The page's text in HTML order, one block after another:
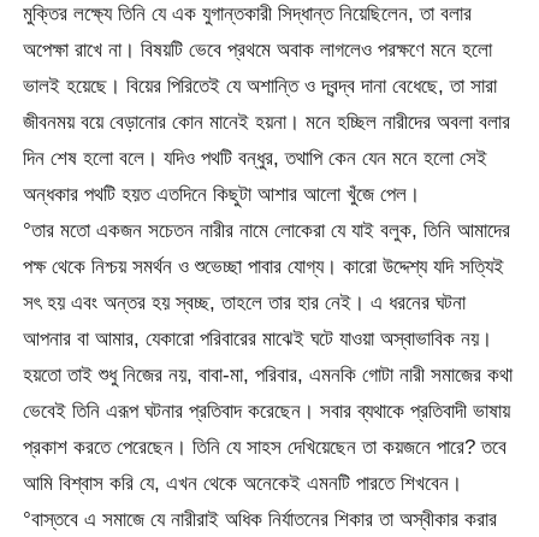
মুক্তির লক্ষ্যে তিনি যে এক যুগান্তকারী সিদ্ধান্ত নিয়েছিলেন, তা বলার
অপেক্ষা রাখে না। বিষয়টি ভেবে প্রথমে অবাক লাগলেও পরক্ষণে মনে হলো
ভালই হয়েছে। বিয়ের পিরিতেই যে অশান্তি ও দ্বন্দ্ব দানা বেধেছে, তা সারা
জীবনময় বয়ে বেড়ানোর কোন মানেই হয়না। মনে হচ্ছিল নারীদের অবলা বলার
দিন শেষ হলো বলে। যদিও পথটি বন্ধুর, তথাপি কেন যেন মনে হলো সেই
অন্ধকার পথটি হয়ত এতদিনে কিছুটা আশার আলো খুঁজে পেল।
°তার মতো একজন সচেতন নারীর নামে লোকেরা যে যাই বলুক, তিনি আমাদের
পক্ষ থেকে নিশ্চয় সমর্থন ও শুভেচ্ছা পাবার যোগ্য। কারো উদ্দেশ্য যদি সত্যিই
সৎ হয় এবং অন্তর হয় স্বচ্ছ, তাহলে তার হার নেই। এ ধরনের ঘটনা
আপনার বা আমার, যেকারো পরিবারের মাঝেই ঘটে যাওয়া অস্বাভাবিক নয়।
হয়তো তাই শুধু নিজের নয়, বাবা-মা, পরিবার, এমনকি গোটা নারী সমাজের কথা
ভেবেই তিনি এরূপ ঘটনার প্রতিবাদ করেছেন। সবার ব্যথাকে প্রতিবাদী ভাষায়
প্রকাশ করতে পেরেছেন। তিনি যে সাহস দেখিয়েছেন তা কয়জনে পারে? তবে
আমি বিশ্বাস করি যে, এখন থেকে অনেকেই এমনটি পারতে শিখবেন।
°বাস্তবে এ সমাজে যে নারীরাই অধিক নির্যাতনের শিকার তা অস্বীকার করার